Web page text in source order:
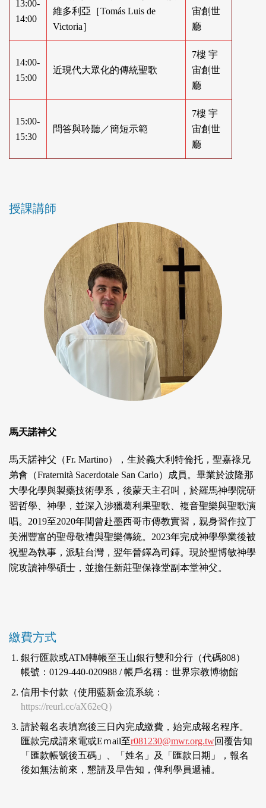
13:00-
14:00
維多利亞［Tomás Luis de
Victoria］
宙創世
廳
14:00-
15:00
近現代大眾化的傳統聖歌
7樓 宇
宙創世
廳
15:00-
15:30
問答與聆聽／簡短示範
7樓 宇
宙創世
廳
授課講師
馬天諾神父
馬天諾神父（Fr. Martino），生於義大利特倫托，聖嘉祿兄
弟會（Fraternità Sacerdotale San Carlo）成員。畢業於波隆那
大學化學與製藥技術學系，後蒙天主召叫，於羅馬神學院研
習哲學、神學，並深入涉獵葛利果聖歌、複音聖樂與聖歌演
唱。2019至2020年間曾赴墨西哥市傳教實習，親身習作拉丁
美洲豐富的聖母敬禮與聖樂傳統。2023年完成神學學業後被
祝聖為執事，派駐台灣，翌年晉鐸為司鐸。現於聖博敏神學
院攻讀神學碩士，並擔任新莊聖保祿堂副本堂神父。
繳費方式
銀行匯款或ATM轉帳至玉山銀行雙和分行（代碼808）
帳號：0129-440-020988 / 帳戶名稱：世界宗教博物館
信用卡付款（使用藍新金流系統：
https://reurl.cc/aX62eQ）
請於報名表填寫後三日內完成繳費，始完成報名程序。
匯款完成請來電或Eｍail至r081230@mwr.org.tw回覆告知
「匯款帳號後五碼」、「姓名」及「匯款日期」，報名
後如無法前來，懇請及早告知，俾利學員遞補。